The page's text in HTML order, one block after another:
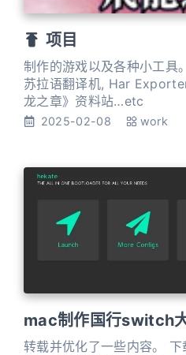
项目
制作的游戏以及各种小工具
苏拉语翻译机, Har
龙之章》资料站…etc
2025-02-08 work
mac制作国行switch
转载并优化了一些内容。 下载最新版的大气层引导文